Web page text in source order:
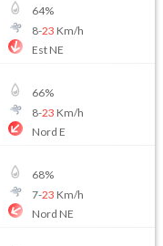
64%
8-23 Km/h
Est NE
66%
8-23 Km/h
Nord E
68%
7-23 Km/h
Nord NE